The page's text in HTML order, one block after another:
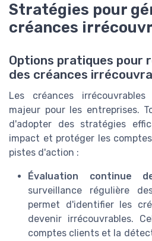
Stratégies pour
créances
Options pratiques pour
des créances
Les créances
majeur pour les entreprises.
d'adopter des stratégies
impact et protéger les
pistes d'action :
Évaluation continue
surveillance régulière
permet d'identifier les
devenir irrécouvrables.
comptes clients et la